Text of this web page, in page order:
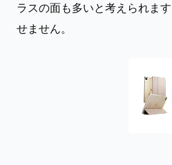
ラスの面も多いと考えられま
せません。